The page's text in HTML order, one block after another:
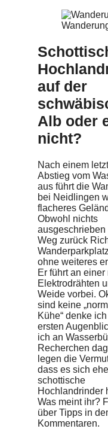
auf der
Alb oder
nicht?
Nach einem
Abstieg vom
aus führt die
bei Neidlingen
flacheres
Obwohl nichts
ausgeschrieben
Weg zurück
ohne weiteres
Er führt an einer
Elektrodrähten
Weide vorbei.
sind keine
Kühe“ denke
ersten
ich an
Recherchen
legen die
dass es sich
schottische
Hochlandrinder
Was meint ihr?
über Tipps in
Kommentaren.